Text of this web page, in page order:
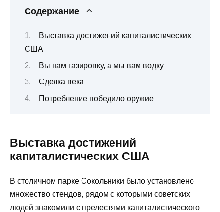
Содержание
Выставка достижений капиталистических
США
Вы нам газировку, а мы вам водку
Сделка века
Потребление победило оружие
Выставка достижений
капиталистических США
В столичном парке Сокольники было установлено
множество стендов, рядом с которыми советских
людей знакомили с прелестями капиталистического